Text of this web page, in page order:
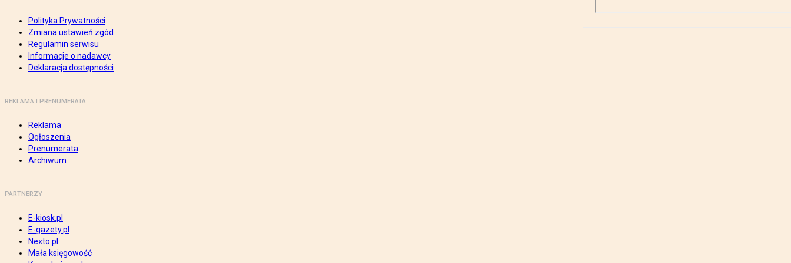
Polityka Prywatności
Zmiana ustawień zgód
Regulamin serwisu
Informacje o nadawcy
Deklaracja dostępności
REKLAMA I PRENUMERATA
Reklama
Ogłoszenia
Prenumerata
Archiwum
PARTNERZY
E-kiosk.pl
E-gazety.pl
Nexto.pl
Mała księgowość